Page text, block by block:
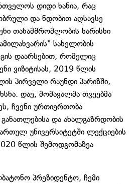
დიდი ხანია, რაც
და ნდობით აღსავსე
თანამშრომლობის ხარისხი
სახელობის
დაარსებით, რომელიც
ვიზიტისას, 2019 წლის
პირველი რაუნდი პარიზში,
დაე, მომავალმა თვეებმა
ჩვენი ურთიერთობა
და ახალგაზრდობის
უნივერსიტეტში ლექციების
წლის შემოდგომაზეა
პრეზიდენტო, ჩემი